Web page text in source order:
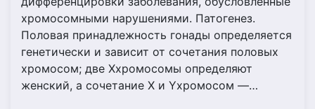
хромосомными нарушениями. Патогенез.
Половая принадлежность гонады определяется
генетически и зависит от сочетания половых
хромосом; две Ххромосомы определяют
женский, а сочетание Х и Yхромосом —…